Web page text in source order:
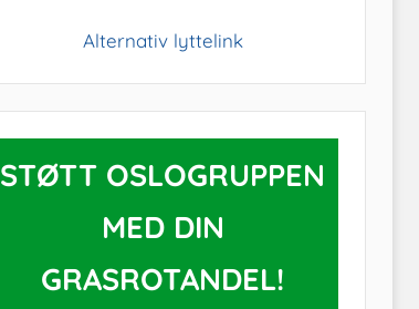
Alternativ lyttelink
STØTT OSLOGRUPPEN
MED DIN
GRASROTANDEL!